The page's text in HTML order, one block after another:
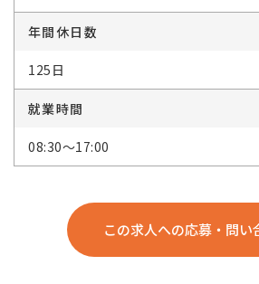
年間休日数
125日
就業時間
08:30～17:00
この求人への応募・問い